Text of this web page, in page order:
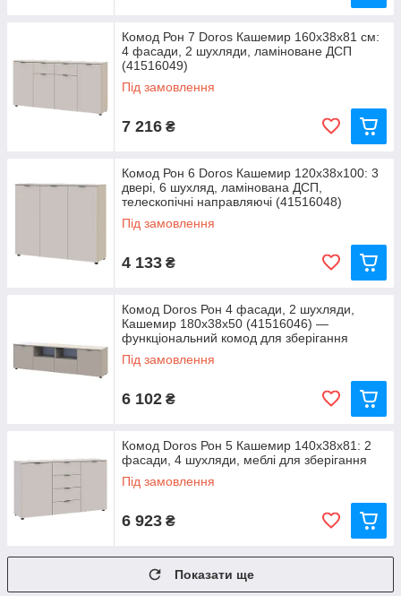
Комод Рон 7 Doros Кашемир 160х38х81 см:
4 фасади, 2 шухляди, ламіноване ДСП
(41516049)
Під замовлення
7 216 ₴
Комод Рон 6 Doros Кашемир 120х38х100: 3
двері, 6 шухляд, ламінована ДСП,
телескопічні направляючі (41516048)
Під замовлення
4 133 ₴
Комод Doros Рон 4 фасади, 2 шухляди,
Кашемир 180х38х50 (41516046) —
функціональний комод для зберігання
Під замовлення
6 102 ₴
Комод Doros Рон 5 Кашемир 140х38х81: 2
фасади, 4 шухляди, меблі для зберігання
Під замовлення
6 923 ₴
Показати ще